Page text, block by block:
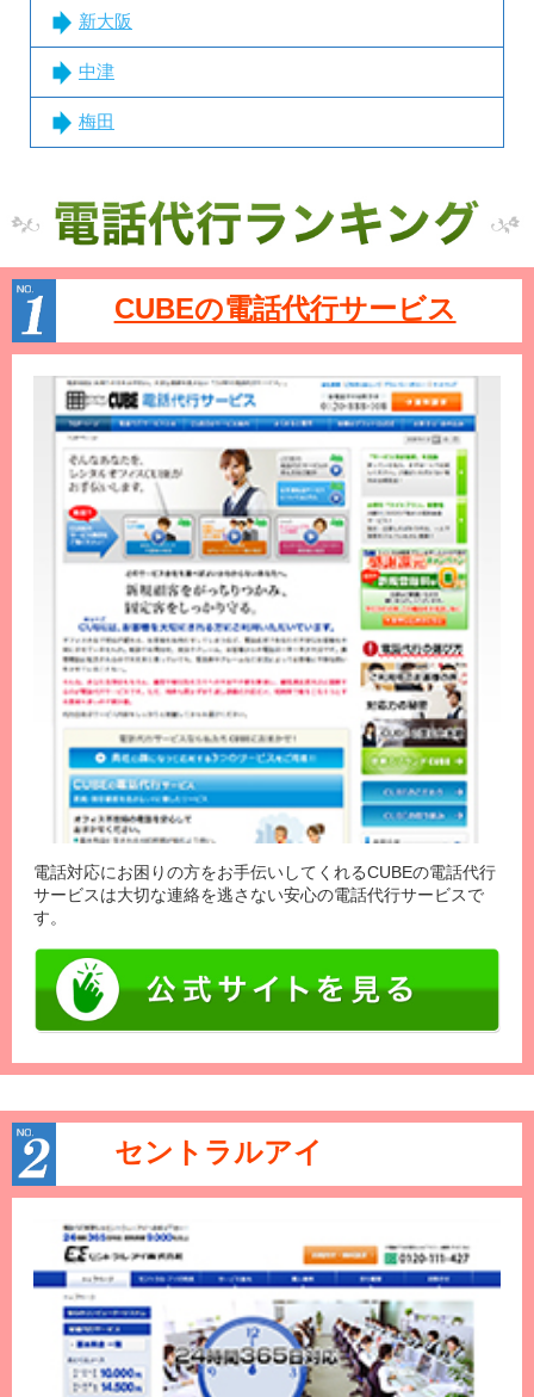
新大阪
中津
梅田
CUBEの電話代行サービス
電話対応にお困りの方をお手伝いしてくれるCUBEの電話代行
サービスは大切な連絡を逃さない安心の電話代行サービスで
す。
セントラルアイ